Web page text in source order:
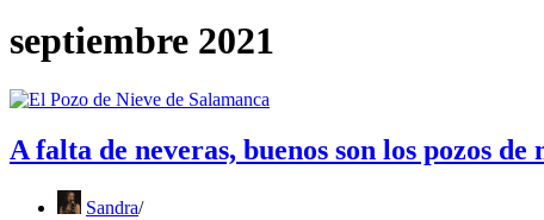
septiembre 2021
A falta de neveras, buenos son los pozos
Sandra